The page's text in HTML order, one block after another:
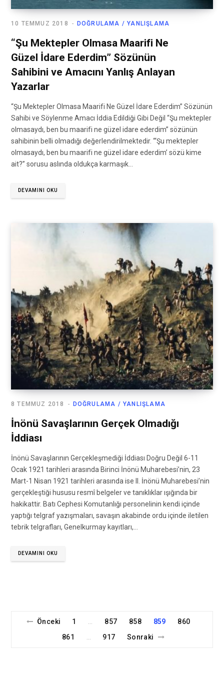
DOĞRULAMA / YANLIŞLAMA
10 TEMMUZ 2018
“Şu Mektepler Olmasa Maarifi Ne
Güzel İdare Ederdim” Sözünün
Sahibini ve Amacını Yanlış Anlayan
Yazarlar
“Şu Mektepler Olmasa Maarifi Ne Güzel İdare Ederdim” Sözünün
Sahibi ve Söylenme Amacı İddia Edildiği Gibi Değil “Şu mektepler
olmasaydı, ben bu maarifi ne güzel idare ederdim” sözünün
sahibinin belli olmadığı değerlendirilmektedir. “‘Şu mektepler
olmasaydı, ben bu maarifi ne güzel idare ederdim’ sözü kime
ait?” sorusu aslında oldukça karmaşık…
DEVAMINI OKU
DOĞRULAMA / YANLIŞLAMA
8 TEMMUZ 2018
İnönü Savaşlarının Gerçek Olmadığı
İddiası
İnönü Savaşlarının Gerçekleşmediği İddiası Doğru Değil 6-11
Ocak 1921 tarihleri arasında Birinci İnönü Muharebesi’nin, 23
Mart-1 Nisan 1921 tarihleri arasında ise II. İnönü Muharebesi’nin
gerçekleştiği hususu resmî belgeler ve tanıklıklar ışığında bir
hakikattir. Batı Cephesi Komutanlığı personelinin kendi içinde
yaptığı telgraf yazışmaları, savaşın akabinde ordu içinde iletilen
tebrik telgrafları, Genelkurmay kayıtları,…
DEVAMINI OKU
Önceki 1 … 857 858 859
860
861
… 917 Sonraki